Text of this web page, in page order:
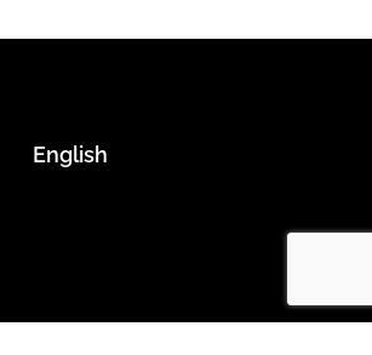
English